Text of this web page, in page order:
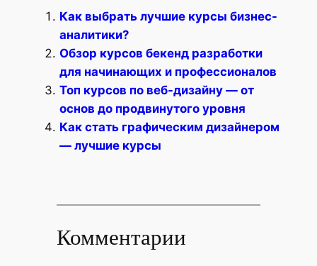
Как выбрать лучшие курсы бизнес-
аналитики?
Обзор курсов бекенд разработки
для начинающих и профессионалов
Топ курсов по веб-дизайну — от
основ до продвинутого уровня
Как стать графическим дизайнером
— лучшие курсы
Комментарии